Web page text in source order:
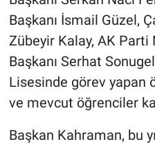
Başkanı İsmail Güzel,
Zübeyir Kalay, AK
Başkanı Serhat
Lisesinde görev yapan
ve mevcut öğrenciler
Başkan Kahraman, bu